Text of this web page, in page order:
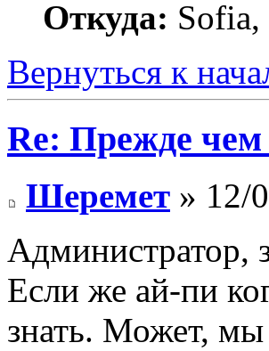
Откуда:
Вернуться к
Re: Прежде чем
Шеремет » 12/
Администратор,
Если же ай-пи
знать. Может,